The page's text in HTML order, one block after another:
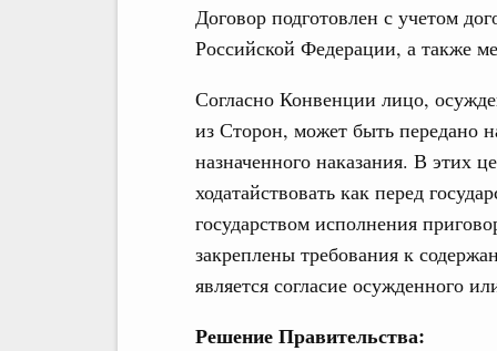
Договор подготовлен с учетом
Российской Федерации, а также
Согласно Конвенции лицо,
из Сторон, может быть передано
назначенного наказания. В этих
ходатайствовать как перед
государством исполнения
закреплены требования к
является согласие осужденного
Решение Правительства: